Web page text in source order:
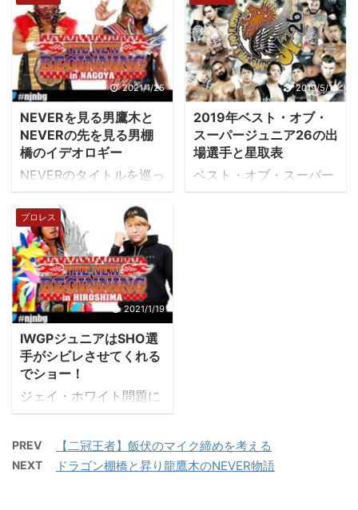
杯とは新日本の若手を中
心にしたリーグ戦で1985
年の第１回大会から
2005年まで計11回開催
されており、過去の優勝
者は小杉俊二、山田恵
一、蝶野正洋、山本広
吉、小島聡、中西学、石
澤常光、鈴木健三、田口
隆祐、後藤洋央紀、北村
克己。 優勝者は海外武者
修行に行けたり、若手ト
ップの座を手中に収める
ことができます。 新日本
プロレス所属の若手選手
は第1試合や第2試合（い
わゆる前座試合）のタッ
グマッチへの参加がメイ
ンイベントで、シングル
マッチなど個人 ...
ム大会で獣神サンダーラ
イガーが引退します。 あ
と3ヵ月ほどですが、ラ
イガーの引退試合の相手
は誰が努めるのか？むし
ろ誰だったら務まるの
か？と色んな憶測があり
ますが、僕の予想では棚
橋弘至が獣神サンダーラ
イガーの引退試合を引き
2021/1/25
NEVERを見る男鷹木と
NEVERの先を見る男棚
橋のイデオロギー
NEVERのタイトルを巡っ
ての前哨戦がすさまじ
い。もともと両者とも試
合巧者で、駆け引き上
手、試合後のコメントも
秀逸ですから盛り上がら
ないわけないんですけど
ね。 ここにきてNEVER
に対するイデオロギー論
争が起きています。これ
を仕掛けたのは棚橋選手
です。さすがというか、
うまいですね。 NEVER
る発言がなぜ炎上してい
るのか？ 棚橋曰く、鷹木
2019/5/13
2019年ベスト・オブ・
スーパージュニア26の出
場選手と星取表
ベスト・オブ・スーパー
ジュニア26の星取表が新
2019年ベスト・オブ・ス
ーパージュニア26の結果
プロレス
2021/1/19
IWGPジュニアはSHO選
手がシビレさせてくれる
でショー！
ジェイ・ホワイト問題に
ファンがざわめくなか、
権で注目のカードが決定
した。 【2月10日（水）
PREV 【二冠王者】飯伏のマイク締めを考える
NEXT ドラゴン棚橋と昇り龍鷹木のNEVER物語